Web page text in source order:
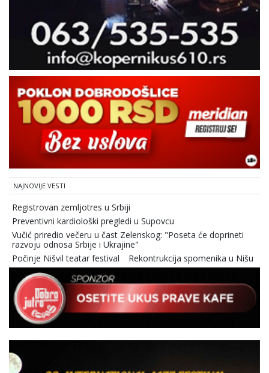
NAJNOVIJE VESTI
Registrovan zemljotres u Srbiji
Preventivni kardiološki pregledi u Supovcu
Vučić priredio večeru u čast Zelenskog: "Poseta će doprineti
razvoju odnosa Srbije i Ukrajine"
Počinje Nišvil teatar festival
Rekontrukcija spomenika u Nišu